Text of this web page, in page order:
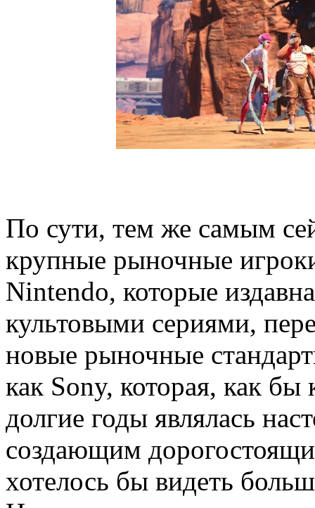
По сути, тем же самым
крупные рыночные
Nintendo, которые
культовыми сериями,
новые рыночные
как Sony, которая, как бы
долгие годы являлась
создающим
хотелось бы видеть